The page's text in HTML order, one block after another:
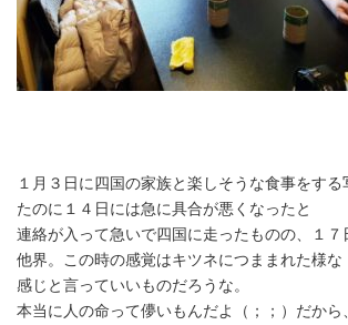
１月３日に四国の家族と楽しそうな食事をする
たのに１４日には急に具合が悪くなったと
連絡が入って急いで四国に走ったものの、１７
他界。この時の感覚はキツネにつままれた様な
感じと言っていいものだろうな。
本当に人の命って儚いもんだよ（；；）だから